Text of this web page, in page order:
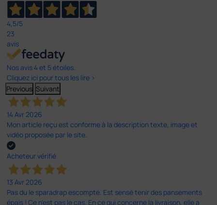
4,5/5
23
avis
Nos avis 4 et 5 étoiles.
Cliquez ici pour tous les lire >
Previous Suivant
14 Avr 2026
Mon article reçu est conforme à la description texte, image et
vidéo proposée par le site.
Acheteur vérifié
13 Avr 2026
Pas du le sparadrap escompté. Est sensé tenir des pansements
épais ! Ce n'est pas le cas. En ce qui concerne la livraison, elle a